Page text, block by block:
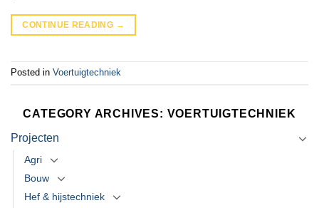
Projecten
Agri
Bouw
Hef & hijstechniek
CONTINUE READING →
Posted in Voertuigtechniek
CATEGORY ARCHIVES: VOERTUIGTECHNIEK